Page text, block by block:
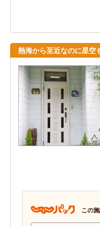
熱海から至近なのに星空
この